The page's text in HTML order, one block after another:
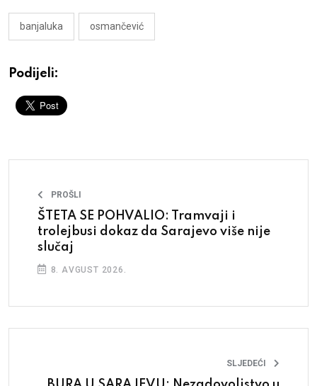
banjaluka osmančević
Podijeli:
PROŠLI
ŠTETA SE POHVALIO: Tramvaji i
trolejbusi dokaz da Sarajevo više nije
slučaj
8. AVGUST 2026.
SLJEDEĆI